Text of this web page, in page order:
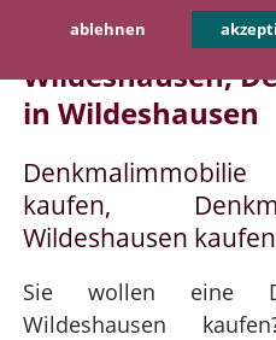
ablehnen
Wildeshausen,
in Wildeshausen
kaufen,
Wildeshausen kaufen
Sie wollen eine
Wildeshausen